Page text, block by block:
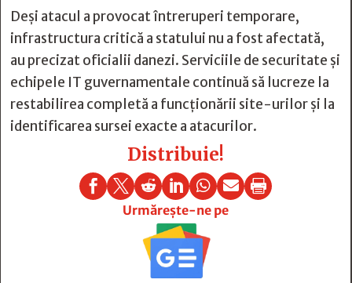
Deși atacul a provocat întreruperi temporare,
infrastructura critică a statului nu a fost afectată,
au precizat oficialii danezi. Serviciile de securitate și
echipele IT guvernamentale continuă să lucreze la
restabilirea completă a funcționării site-urilor și la
identificarea sursei exacte a atacurilor.
Distribuie!
     

Urmărește-ne pe